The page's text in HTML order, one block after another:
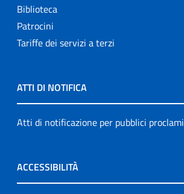
Biblioteca
Patrocini
Tariffe dei servizi a terzi
ATTI DI NOTIFICA
Atti di notificazione per pubblici proclami
ACCESSIBILITÀ